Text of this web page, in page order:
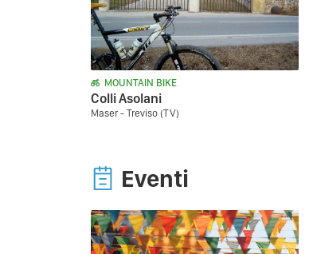
MOUNTAIN BIKE
Colli Asolani
Maser - Treviso (TV)
Eventi